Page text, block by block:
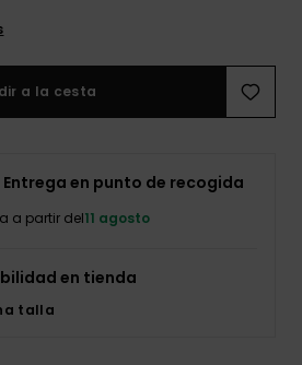
a la cesta
en punto de recogida
a partir del11 agosto
en tienda
talla